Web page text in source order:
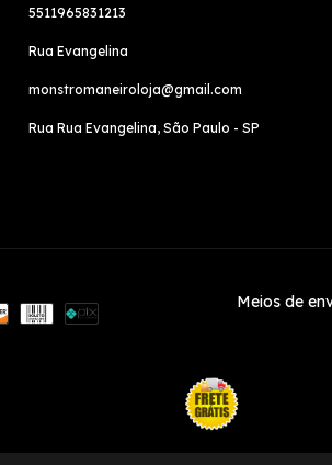
5511965831213
Rua Evangelina
monstromaneiroloja@gmail.com
Rua Rua Evangelina, São Paulo - SP
Meios de